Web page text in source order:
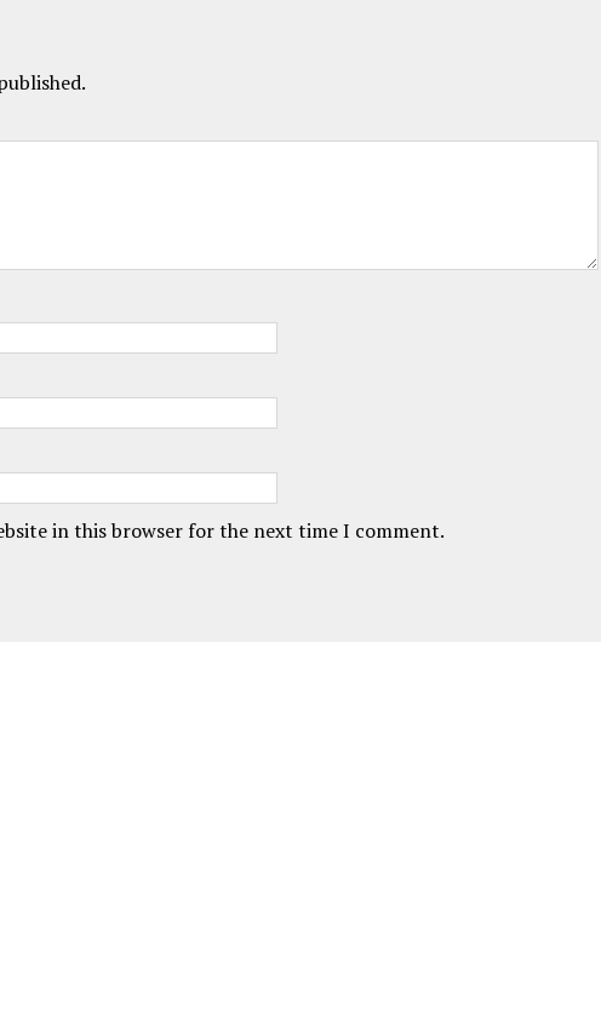
in this browser for the next time I comment.